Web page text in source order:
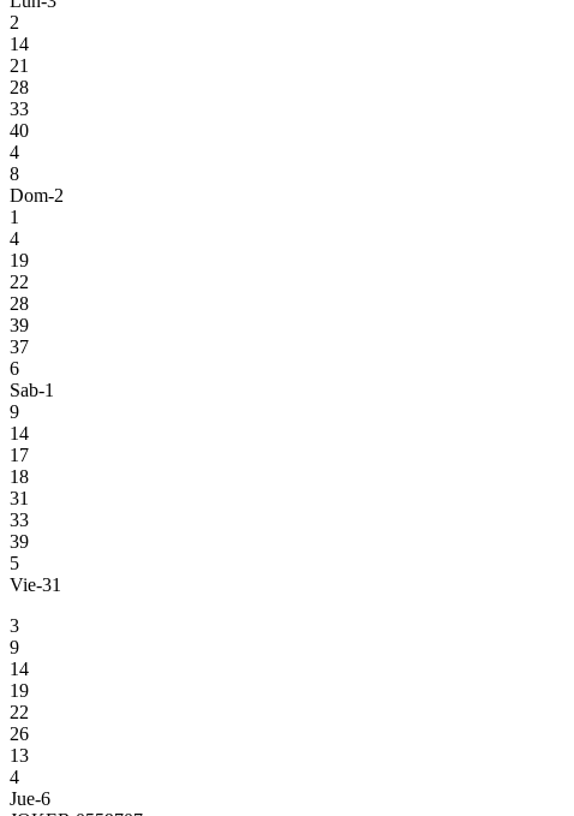
2
14
21
28
33
40
4
8
Dom-2
1
4
19
22
28
39
37
6
Sab-1
9
14
17
18
31
33
39
5
Vie-31
3
9
14
19
22
26
13
4
Jue-6